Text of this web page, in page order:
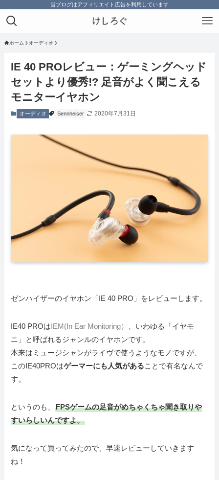
当ブログはアフィリエイト広告を利用しています
ホーム オーディオ
IE 40 PROレビュー：ゲーミングヘッド
セットより優秀!? 足音がよく聞こえる
モニターイヤホン
オーディオ Sennheiser 2020年7月31日
ゼンハイザーのイヤホン「IE 40 PRO」をレビューします。
IE40 PROはIEM(In Ear Monitoring）
、いわゆる「イヤモ
ニ」と呼ばれるジャンルのイヤホンです。
本来はミュージシャンがライヴで使うようなモノですが、
このIE40PROはゲーマーにも人気があることで有名なんで
す。
というのも、FPSゲームの足音がめちゃくちゃ聞き取りや
すいらしいんですよ。
気になって買ってみたので、早速レビューしていきます
ね！